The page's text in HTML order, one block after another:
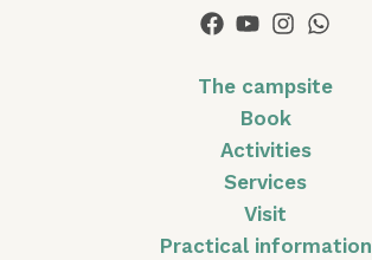
The campsite
Book
Activities
Services
Visit
Practical information